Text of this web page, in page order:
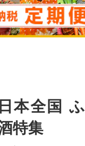
日本全国
特集